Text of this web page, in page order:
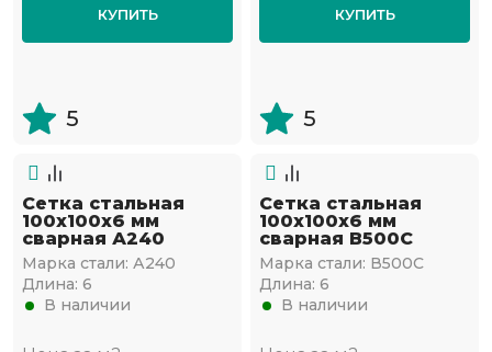
КУПИТЬ
5
КУПИТЬ
5
Сетка стальная
100х100х6 мм
сварная А240
Марка стали: А240
Длина: 6
В наличии
Сетка стальная
100х100х6 мм
сварная В500С
Марка стали: В500С
Длина: 6
В наличии